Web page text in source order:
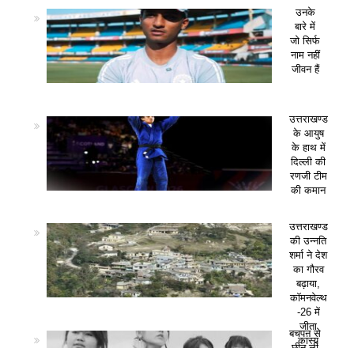
उनके
बारे में
जो सिर्फ
नाम नहीं
जीवन हैं
उत्तराखण्ड
के आयुष
के हाथ में
दिल्ली की
रणजी टीम
की कमान
उत्तराखण्ड
की उन्नति
शर्मा ने देश
का गौरव
बढ़ाया,
कॉमनवेल्थ
-26 में
जीता
कांस्य
बचपन से